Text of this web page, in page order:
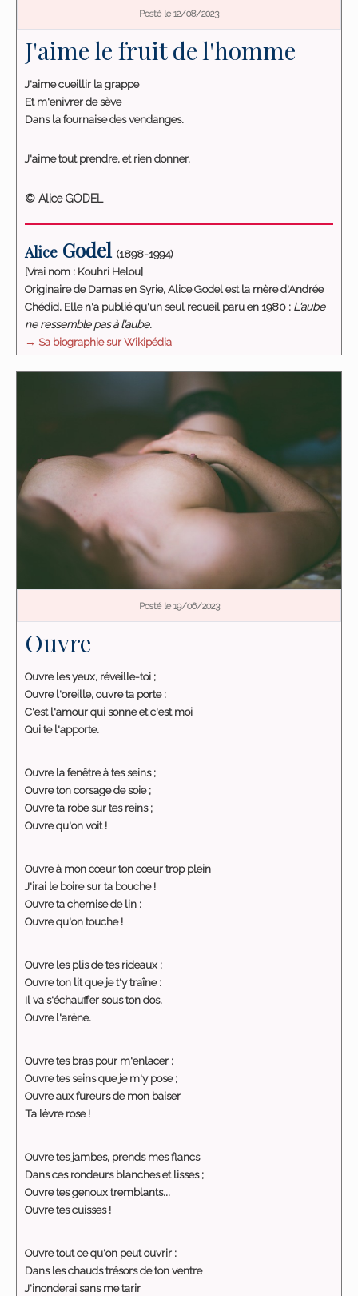
Posté le 12/08/2023
J'aime le fruit de l'homme
J'aime cueillir la grappe
Et m'enivrer de sève
Dans la fournaise des vendanges.
J'aime tout prendre, et rien donner.
© Alice GODEL
Alice Godel (1898-1994)
[Vrai nom : Kouhri Helou]
Originaire de Damas en Syrie, Alice Godel est la mère d'Andrée
Chédid. Elle n'a publié qu'un seul recueil paru en 1980 : L'aube
ne ressemble pas à l'aube.
→ Sa biographie sur Wikipédia
Posté le 19/06/2023
Ouvre
Ouvre les yeux, réveille-toi ;
Ouvre l'oreille, ouvre ta porte :
C'est l'amour qui sonne et c'est moi
Qui te l'apporte.
Ouvre la fenêtre à tes seins ;
Ouvre ton corsage de soie ;
Ouvre ta robe sur tes reins ;
Ouvre qu'on voit !
Ouvre à mon cœur ton cœur trop plein
J'irai le boire sur ta bouche !
Ouvre ta chemise de lin :
Ouvre qu'on touche !
Ouvre les plis de tes rideaux :
Ouvre ton lit que je t'y traîne :
Il va s'échauffer sous ton dos.
Ouvre l'arène.
Ouvre tes bras pour m'enlacer ;
Ouvre tes seins que je m'y pose ;
Ouvre aux fureurs de mon baiser
Ta lèvre rose !
Ouvre tes jambes, prends mes flancs
Dans ces rondeurs blanches et lisses ;
Ouvre tes genoux tremblants...
Ouvre tes cuisses !
Ouvre tout ce qu'on peut ouvrir :
Dans les chauds trésors de ton ventre
J'inonderai sans me tarir